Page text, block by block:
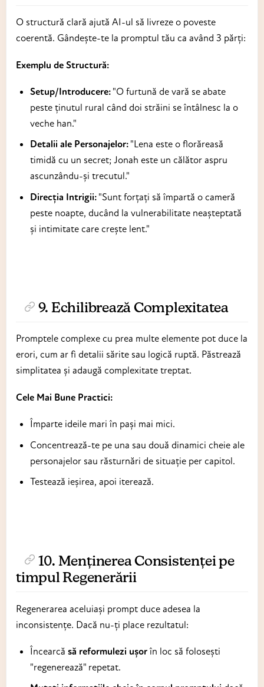
O structură clară ajută AI-ul să livreze o poveste
coerentă. Gândește-te la promptul tău ca având 3 părți:
Exemplu de Structură:
Setup/Introducere:"O furtună de vară se abate
peste ținutul rural când doi străini se întâlnesc la o
veche han."
Detalii ale Personajelor:"Lena este o florăreasă
timidă cu un secret; Jonah este un călător aspru
ascunzându-și trecutul."
Direcția Intrigii:"Sunt forțați să împartă o cameră
peste noapte, ducând la vulnerabilitate neașteptată
și intimitate care crește lent."
9. Echilibrează Complexitatea
Promptele complexe cu prea multe elemente pot duce la
erori, cum ar fi detalii sărite sau logică ruptă. Păstrează
simplitatea și adaugă complexitate treptat.
Cele Mai Bune Practici:
Împarte ideile mari în pași mai mici.
Concentrează-te pe una sau două dinamici cheie ale
personajelor sau răsturnări de situație per capitol.
Testează ieșirea, apoi iterează.
10. Menținerea Consistenței pe
timpul Regenerării
Regenerarea aceluiași prompt duce adesea la
inconsistențe. Dacă nu-ți place rezultatul:
Încearcă să reformulezi ușorîn loc să folosești
"regenerează" repetat.